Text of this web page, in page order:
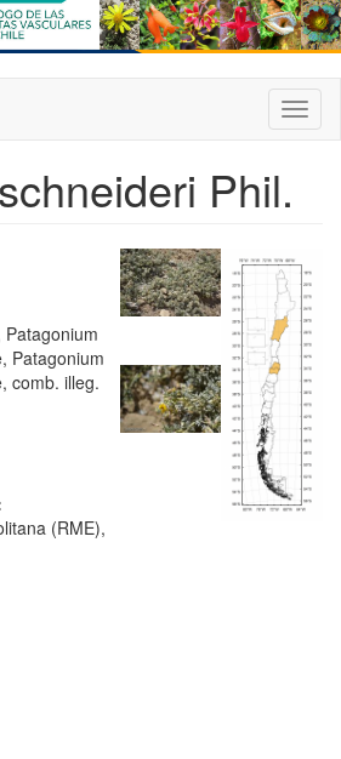
Phil.
Patagonium
comb. illeg.
(RME),